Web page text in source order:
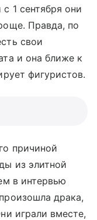
1 сентября они
Правда, по
свои
и она ближе к
фигуристов.
причиной
из элитной
в интервью
драка,
играли вместе,